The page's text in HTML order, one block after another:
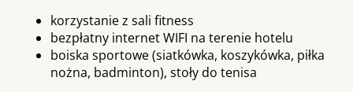
korzystanie z sali fitness
bezpłatny internet WIFI na terenie hotelu
boiska sportowe (siatkówka, koszykówka, piłka
nożna, badminton), stoły do tenisa